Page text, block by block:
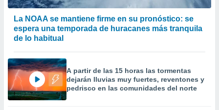
un
o acceder
perfiles
utilizar
La NOAA se mantiene firme en su pronóstico: se
espera una temporada de huracanes más tranquila
de lo habitual
A partir de las 15 horas las tormentas
dejarán lluvias muy fuertes, reventones y
pedrisco en las comunidades del norte